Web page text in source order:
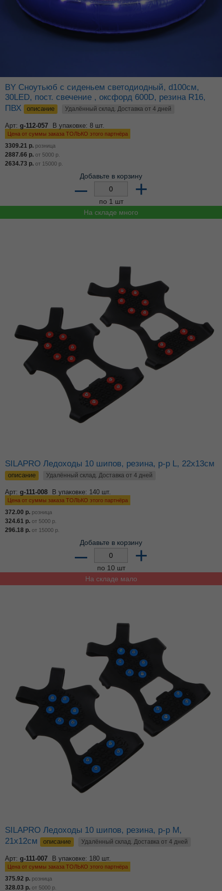
BY Сноутьюб с сиденьем светодиодный, d100см,
30LED, пост. свечение , оксфорд 600D, резина R16,
ПВХ
описание Удалённый склад. Доставка от 4 дней
Арт: g-112-057 В упаковке: 8 шт.
Цена от суммы заказа ТОЛЬКО этого партнёра
3309.21 р. розница
2887.66 р. от 5000 р.
2634.73 р. от 15000 р.
Добавьте в корзину
– +
по 1 шт
На складе много
SILAPRO Ледоходы 10 шипов, резина, р-р L, 22х13см
описание Удалённый склад. Доставка от 4 дней
Арт: g-111-008 В упаковке: 140 шт.
Цена от суммы заказа ТОЛЬКО этого партнёра
372.00 р. розница
324.61 р. от 5000 р.
296.18 р. от 15000 р.
Добавьте в корзину
– +
по 10 шт
На складе мало
SILAPRO Ледоходы 10 шипов, резина, р-р М,
21х12см
описание Удалённый склад. Доставка от 4 дней
Арт: g-111-007 В упаковке: 180 шт.
Цена от суммы заказа ТОЛЬКО этого партнёра
375.92 р. розница
328.03 р. от 5000 р.